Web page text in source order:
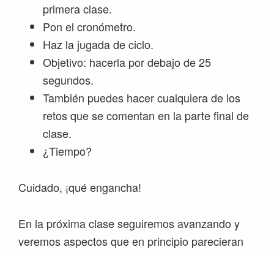
primera clase.
Pon el cronómetro.
Haz la jugada de ciclo.
Objetivo: hacerla por debajo de 25
segundos.
También puedes hacer cualquiera de los
retos que se comentan en la parte final de
clase.
¿Tiempo?
Cuidado, ¡qué engancha!
En la próxima clase seguiremos avanzando y
veremos aspectos que en principio parecieran